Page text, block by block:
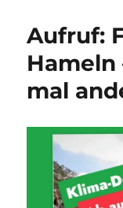
Aufruf:
Hameln
mal